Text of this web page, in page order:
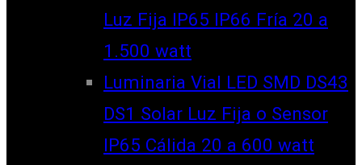
Luz Fija IP65 IP66 Fría 20 a
1.500 watt
Luminaria Vial LED SMD DS43
DS1 Solar Luz Fija o Sensor
IP65 Cálida 20 a 600 watt